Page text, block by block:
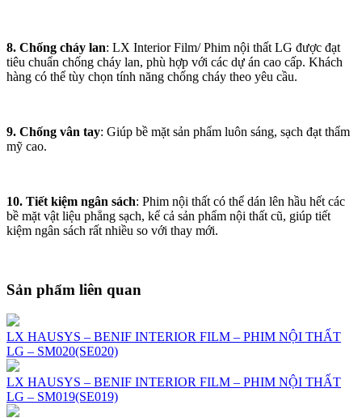
8. Chống cháy lan: LX Interior Film/ Phim nội thất LG được đạt
tiêu chuẩn chống cháy lan, phù hợp với các dự án cao cấp. Khách
hàng có thể tùy chọn tính năng chống cháy theo yêu cầu.
9. Chống vân tay: Giúp bề mặt sản phẩm luôn sáng, sạch đạt thẩm
mỹ cao.
10. Tiết kiệm ngân sách: Phim nội thất có thể dán lên hầu hết các
bề mặt vật liệu phẳng sạch, kể cả sản phẩm nội thất cũ, giúp tiết
kiệm ngân sách rất nhiều so với thay mới.
Sản phẩm liên quan
LX HAUSYS – BENIF INTERIOR FILM – PHIM NỘI THẤT
LG – SM020(SE020)
LX HAUSYS – BENIF INTERIOR FILM – PHIM NỘI THẤT
LG – SM019(SE019)